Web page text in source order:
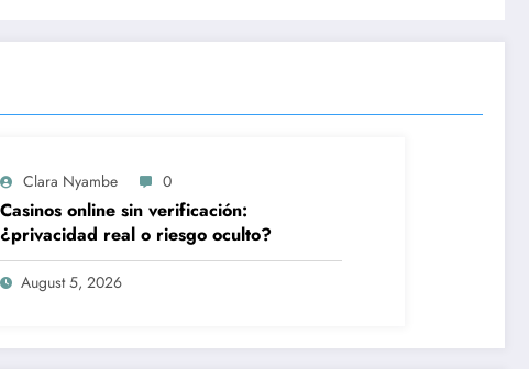
Clara Nyambe 0
Casinos online sin verificación:
¿privacidad real o riesgo oculto?
August 5, 2026